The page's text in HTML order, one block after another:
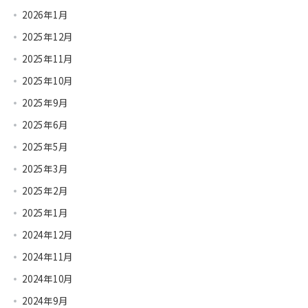
2026年1月
2025年12月
2025年11月
2025年10月
2025年9月
2025年6月
2025年5月
2025年3月
2025年2月
2025年1月
2024年12月
2024年11月
2024年10月
2024年9月